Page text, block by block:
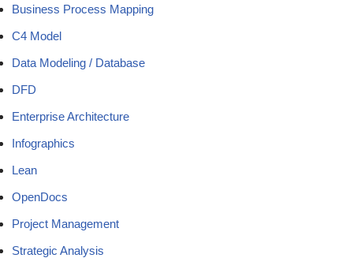
Business Process Mapping
C4 Model
Data Modeling / Database
DFD
Enterprise Architecture
Infographics
Lean
OpenDocs
Project Management
Strategic Analysis